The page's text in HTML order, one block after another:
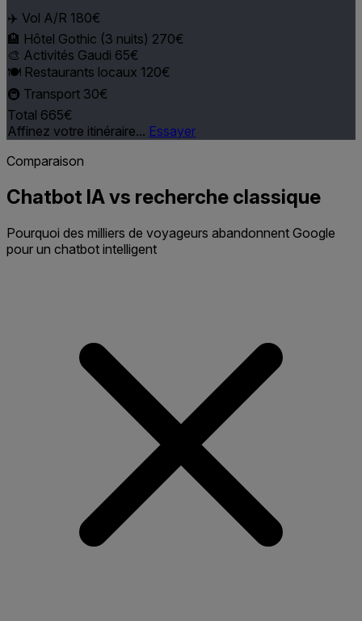
✈️ Vol A/R 180€
🏨 Hôtel Gothic (3 nuits) 270€
🎨 Activités Gaudi 65€
🍽️ Restaurants locaux 120€
🚇 Transport 30€
Total 665€
Affinez votre itinéraire... Essayer
Comparaison
Chatbot IA vs recherche classique
Pourquoi des milliers de voyageurs abandonnent Google
pour un chatbot intelligent